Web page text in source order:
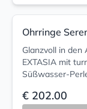
Ohrringe
Glanzvoll in den
EXTASIA mit
Süßwasser-
€ 202.00